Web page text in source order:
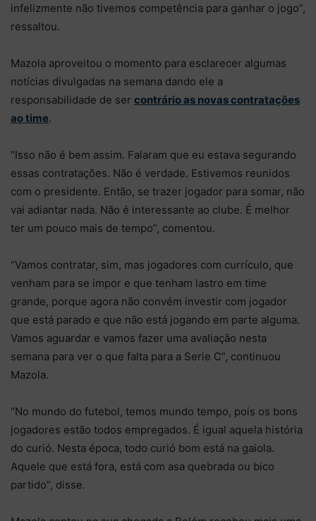
infelizmente não tivemos competência para ganhar o jogo”,
ressaltou.
Mazola aproveitou o momento para esclarecer algumas
notícias divulgadas na semana dando ele a
responsabilidade de ser contrário as novas contratações
ao time.
“Isso não é bem assim. Falaram que eu estava segurando
essas contratações. Não é verdade. Estivemos reunidos
com o presidente. Então, se trazer jogador para somar, não
vai adiantar nada. Não é interessante ao clube. É melhor
ter um pouco mais de tempo”, comentou.
“Vamos contratar, sim, mas jogadores com currículo, que
venham para se impor e que tenham lastro em time
grande, porque agora não convém investir com jogador
que está parado e que não está jogando em parte alguma.
Vamos aguardar e vamos fazer uma avaliação nesta
semana para ver o que falta para a Serie C”, continuou
Mazola.
“No mundo do futebol, temos mundo tempo, pois os bons
jogadores estão todos empregados. É igual aquela história
do curió. Nesta época, todo curió bom está na gaiola.
Aquele que está fora, está com asa quebrada ou bico
partido”, disse.